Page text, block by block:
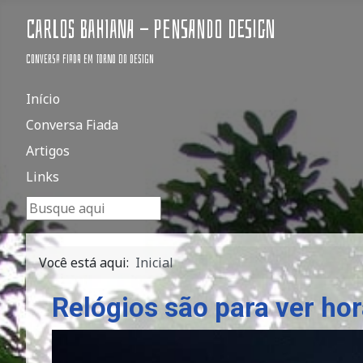
Carlos Bahiana - Pensando Design
Conversa fiada em torno do design
Início
Conversa Fiada
Artigos
Links
Pesquisar...
Você está aqui: Inicial
Relógios são para ver